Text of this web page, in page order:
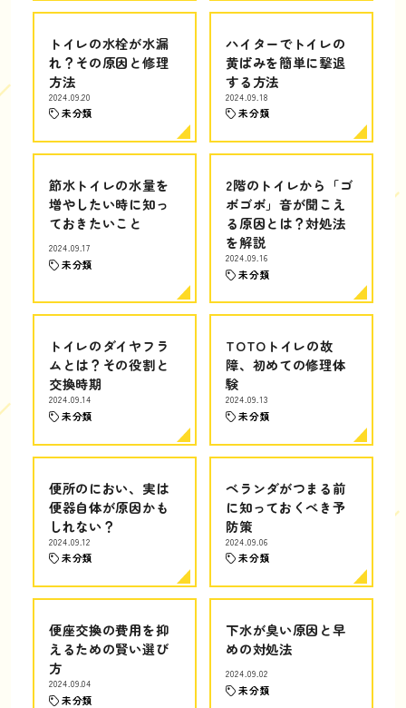
トイレの水栓が水漏
れ？その原因と修理
方法
2024.09.20
未分類
ハイターでトイレの
黄ばみを簡単に撃退
する方法
2024.09.18
未分類
節水トイレの水量を
増やしたい時に知っ
ておきたいこと
2024.09.17
未分類
2階のトイレから「ゴ
ボゴボ」音が聞こえ
る原因とは？対処法
を解説
2024.09.16
未分類
トイレのダイヤフラ
ムとは？その役割と
交換時期
2024.09.14
未分類
TOTOトイレの故
障、初めての修理体
験
2024.09.13
未分類
便所のにおい、実は
便器自体が原因かも
しれない？
2024.09.12
未分類
ベランダがつまる前
に知っておくべき予
防策
2024.09.06
未分類
便座交換の費用を抑
えるための賢い選び
方
2024.09.04
未分類
下水が臭い原因と早
めの対処法
2024.09.02
未分類